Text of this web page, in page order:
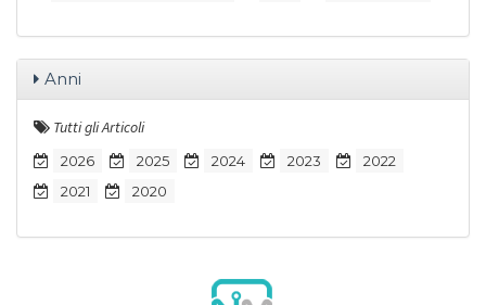
Anni
Tutti gli Articoli
2026 2025 2024 2023
2022
2021
2020